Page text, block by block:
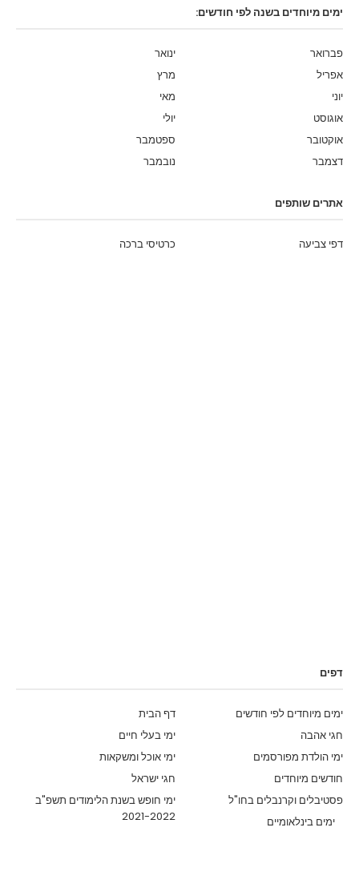
ימים מיוחדים בשנה לפי חודשים:
ינואר
פברואר
מרץ
אפריל
מאי
יוני
יולי
אוגוסט
ספטמבר
אוקטובר
נובמבר
דצמבר
אתרים שותפים
כרטיסי ברכה דפי צביעה
דפים
דף הבית
ימים מיוחדים לפי חודשים
ימי בעלי חיים
חגי אהבה
ימי אוכל ומשקאות
ימי הולדת מפורסמים
חגי ישראל
חודשים מיוחדים
ימי חופש בשנת הלימודים תשפ"ב
2021-2022
פסטיבלים וקרנבלים בחו"ל
ימים בינלאומיים